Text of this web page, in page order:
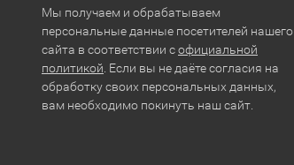
Мы получаем и обрабатываем
персональные данные посетителей нашего
сайта в соответствии софициальной
политикой . Если вы не даёте согласия на
обработку своих персональных данных,
вам необходимо покинуть наш сайт.